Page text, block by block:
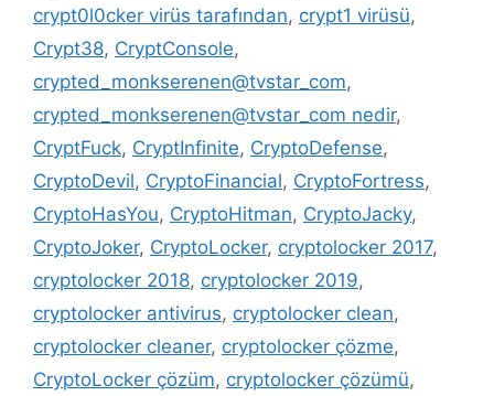
crypt0l0cker virüs tarafından, crypt1 virüsü,
Crypt38, CryptConsole,
crypted_monkserenen@tvstar_com,
crypted_monkserenen@tvstar_com nedir,
CryptFuck, CryptInfinite, CryptoDefense,
CryptoDevil, CryptoFinancial, CryptoFortress,
CryptoHasYou, CryptoHitman, CryptoJacky,
CryptoJoker, CryptoLocker, cryptolocker 2017,
cryptolocker 2018, cryptolocker 2019,
cryptolocker antivirus, cryptolocker clean,
cryptolocker cleaner, cryptolocker çözme,
CryptoLocker çözüm, cryptolocker çözümü,